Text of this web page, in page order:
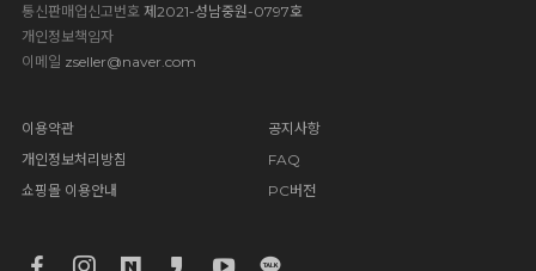
통신판매업신고번호 제2021-성남중원-0797호
개인정보책임자
이메일 zseller@naver.com
이용약관
개인정보처리방침
쇼핑몰 이용안내
공지사항
FAQ
PC버전